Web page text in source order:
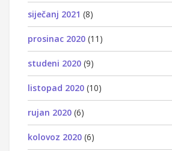
siječanj 2021 (8)
prosinac 2020 (11)
studeni 2020 (9)
listopad 2020 (10)
rujan 2020 (6)
kolovoz 2020 (6)